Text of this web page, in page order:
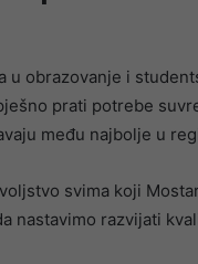
u obrazovanje i
prati potrebe
među najbolje u
svima koji
nastavimo razvijati